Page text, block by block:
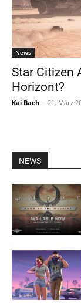
News
Star Citizen
Horizont?
Kai Bach - 21. März
NEWS